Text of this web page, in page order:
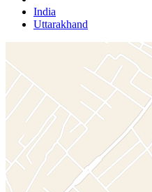
India
Uttarakhand